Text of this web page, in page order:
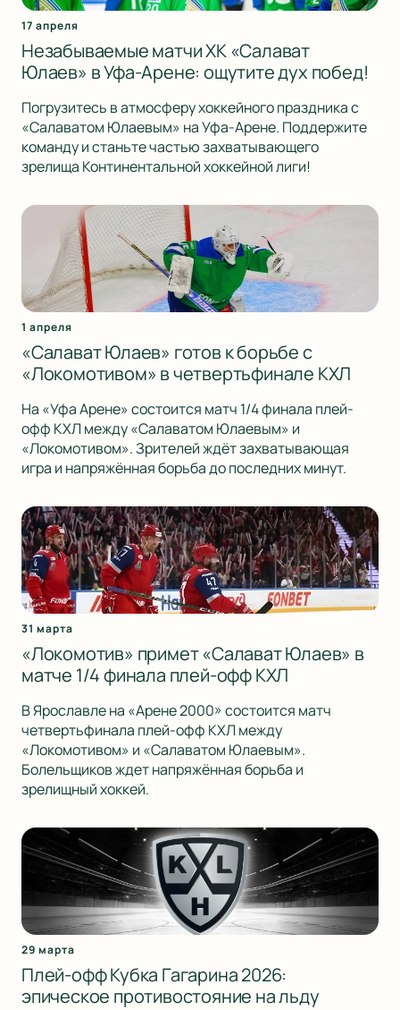
17 апреля
Незабываемые матчи ХК «Салават
Юлаев» в Уфа-Арене: ощутите дух побед!
Погрузитесь в атмосферу хоккейного праздника с
«Салаватом Юлаевым» на Уфа-Арене. Поддержите
команду и станьте частью захватывающего
зрелища Континентальной хоккейной лиги!
1 апреля
«Салават Юлаев» готов к борьбе с
«Локомотивом» в четвертьфинале КХЛ
На «Уфа Арене» состоится матч 1/4 финала плей-
офф КХЛ между «Салаватом Юлаевым» и
«Локомотивом». Зрителей ждёт захватывающая
игра и напряжённая борьба до последних минут.
31 марта
«Локомотив» примет «Салават Юлаев» в
матче 1/4 финала плей-офф КХЛ
В Ярославле на «Арене 2000» состоится матч
четвертьфинала плей-офф КХЛ между
«Локомотивом» и «Салаватом Юлаевым».
Болельщиков ждет напряжённая борьба и
зрелищный хоккей.
29 марта
Плей-офф Кубка Гагарина 2026:
эпическое противостояние на льду